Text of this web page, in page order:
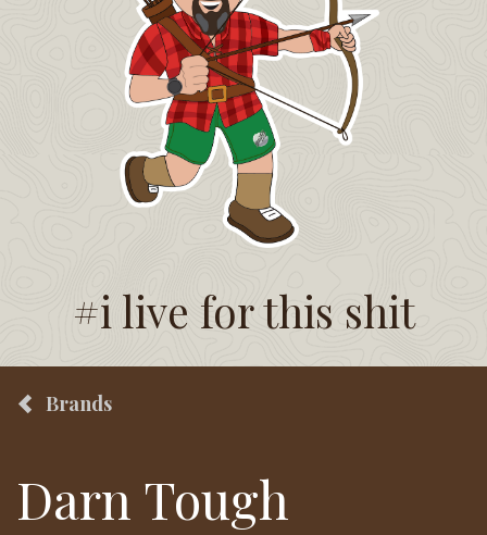
#i live for this shit
Brands
Darn Tough